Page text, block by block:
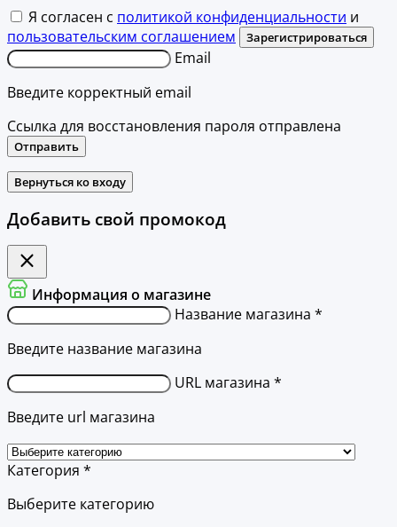
Я согласен с политикой конфиденциальности и
пользовательским соглашением
Зарегистрироваться
Email
Введите корректный email
Ссылка для восстановления пароля отправлена
Отправить
Вернуться ко входу
Добавить свой промокод
Информация о магазине
Название магазина *
Введите название магазина
URL магазина *
Введите url магазина
Категория *
Выберите категорию